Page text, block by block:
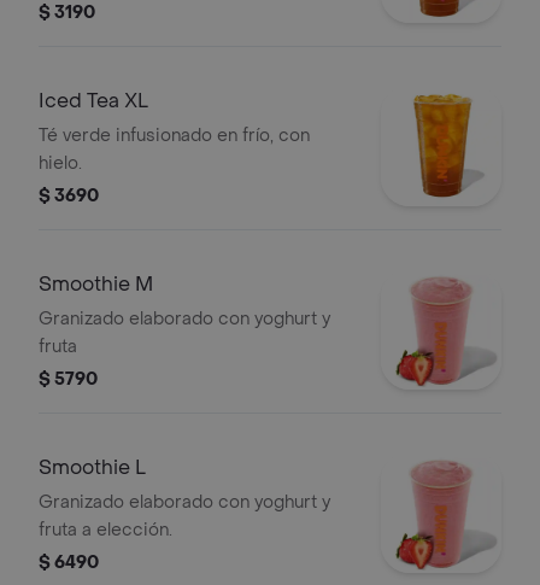
$ 3190
Iced Tea XL
Té verde infusionado en frío, con
hielo.
$ 3690
Smoothie M
Granizado elaborado con yoghurt y
fruta
$ 5790
Smoothie L
Granizado elaborado con yoghurt y
fruta a elección.
$ 6490